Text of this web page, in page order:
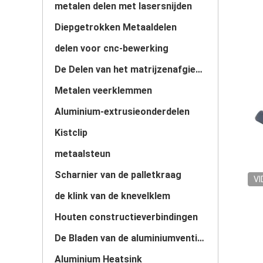
metalen delen met lasersnijden
Diepgetrokken Metaaldelen
delen voor cnc-bewerking
De Delen van het matrijzenafgietsel
Metalen veerklemmen
Aluminium-extrusieonderdelen
Kistclip
metaalsteun
Scharnier van de palletkraag
de klink van de knevelklem
Houten constructieverbindingen
De Bladen van de aluminiumventilator
Aluminium Heatsink